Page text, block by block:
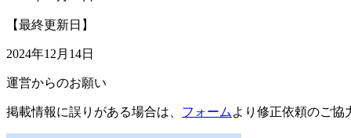
【最終更新日】
2024年12月14日
運営からのお願い
掲載情報に誤りがある場合は、 フォーム より修正依頼のご協